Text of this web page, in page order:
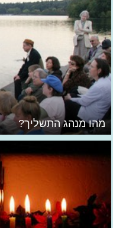
מהו מנהג התשליך?